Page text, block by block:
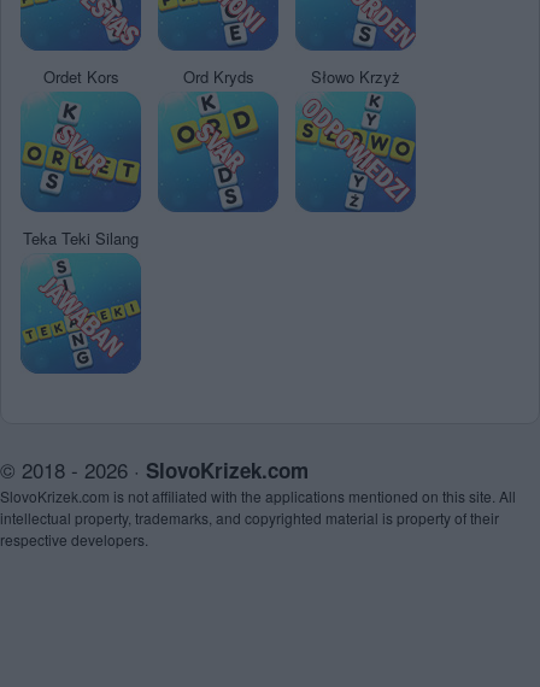
Ordet Kors Ord Kryds Słowo Krzyż
Teka Teki Silang
© 2018 - 2026 · SlovoKrizek.com
SlovoKrizek.com is not affiliated with the applications mentioned on this site. All
intellectual property, trademarks, and copyrighted material is property of their
respective developers.